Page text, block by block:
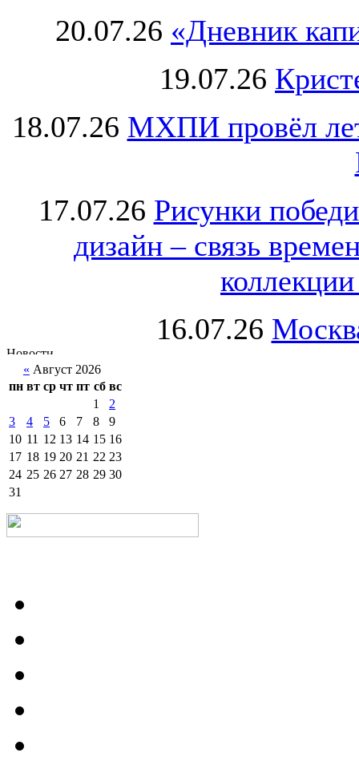
20.07.26 «Дневник
19.07.26
18.07.26 МХПИ провёл
17.07.26 Рисунки
дизайн – связь
16.07.26
« Август 2026
пн вт ср чт пт сб вс
1
2
3
4 5 6 7 8
9
10 11 12 13 14 15 16
17 18 19 20 21 22 23
24 25 26 27 28 29 30
31